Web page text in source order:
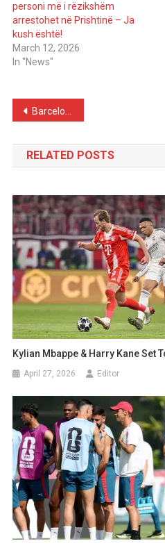
personi më i rëzikshëm
arrestohet në Prishtinë – Ja
kush është!
March 12, 2026
In "News"
Post
navigation
Barcelona Ready to Sell Big Star to Sign Julian Alvarez
RELATED POSTS
Kylian Mbappe & Harry Kane Set
April 27, 2026 Editor